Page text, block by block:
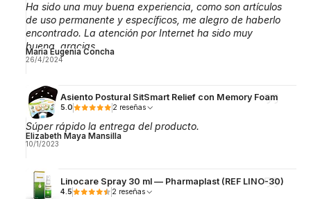
Ha sido una muy buena experiencia, como son artículos
de uso permanente y específicos, me alegro de haberlo
encontrado. La atención por Internet ha sido muy
buena, gracias.
Maria Eugenia Concha
26/4/2024
Asiento Postural SitSmart Relief con Memory Foam
5.0 2 reseñas
Súper rápido la entrega del producto.
Elizabeth Maya Mansilla
10/1/2023
Linocare Spray 30 ml — Pharmaplast (REF LINO-30)
4.5 2 reseñas